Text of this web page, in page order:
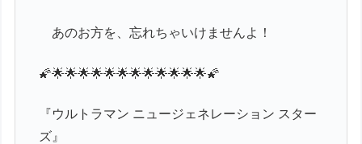
あのお方を、忘れちゃいけませんよ！
🌠🌟🌟🌟🌟🌟🌟🌟🌟🌟🌟🌟🌟🌠
『ウルトラマン ニュージェネレーション スター
ズ』